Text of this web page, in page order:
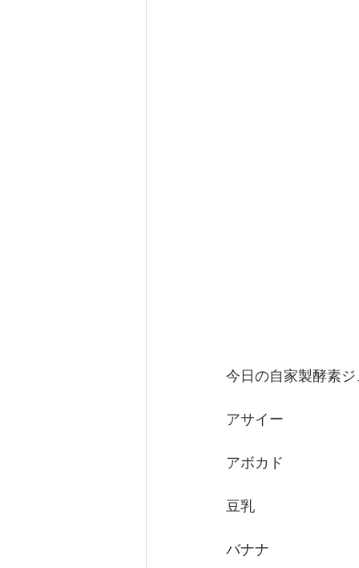
今日の自家製酵素
アサイー
アボカド
豆乳
バナナ